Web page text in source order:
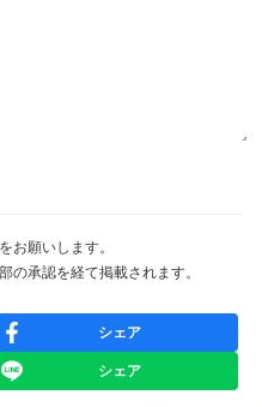
お願いします。
の承認を経て掲載されます。
シェア
シェア